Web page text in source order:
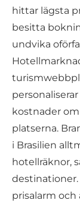
hittar lägsta
besitta
undvika
kostnader
platserna.
i Brasilien
hotellräknor,
prisalarm